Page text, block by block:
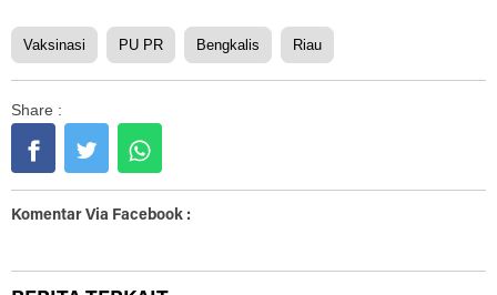
Vaksinasi PU PR Bengkalis Riau
Share :
Komentar Via Facebook :